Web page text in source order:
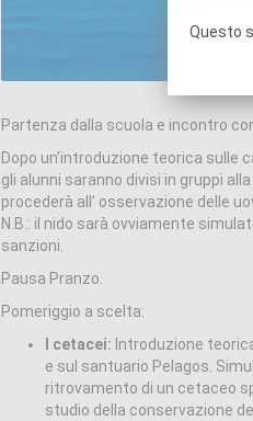
Partenza dalla scuola e incontro
Dopo un’introduzione teorica
gli alunni saranno divisi in gruppi
procederà all’ osservazione delle
N.B.: il nido sarà ovviamente
sanzioni.
Pausa Pranzo.
Pomeriggio a scelta:
I cetacei: Introduzione
e sul santuario Pelagos.
ritrovamento di un cetaceo
studio della conservazione
Questo